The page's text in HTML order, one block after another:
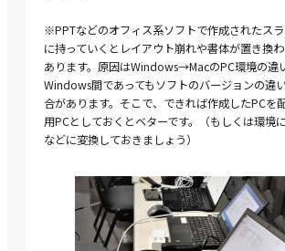
※PPTなどのオフィス系ソフトで作成されたス
に持っていくとレイアウト崩れや書体が置き換
あります。原因はWindows→MacのPC環境の違
Windows間であってもソフトのバージョンの違
合があります。そこで、できれば作成したPCを
用PCとしておくとベターです。（もしくは環境
などに変換しておきましょう）